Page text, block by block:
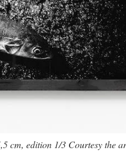
cm, edition 1/3 Courtesy the